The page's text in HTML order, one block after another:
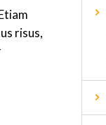
risus,